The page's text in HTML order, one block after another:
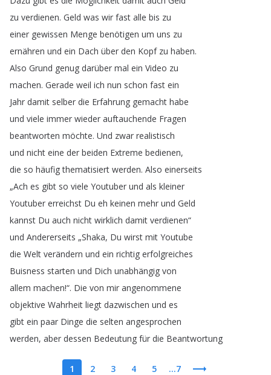
zu verdienen. Geld was wir fast alle bis zu
einer gewissen Menge benötigen um uns zu
ernähren und ein Dach über den Kopf zu haben.
Also Grund genug darüber mal ein Video zu
machen. Gerade weil ich nun schon fast ein
Jahr damit selber die Erfahrung gemacht habe
und viele immer wieder auftauchende Fragen
beantworten möchte. Und zwar realistisch
und nicht eine der beiden Extreme bedienen,
die so häufig thematisiert werden. Also einerseits
„Ach es gibt so viele Youtuber und als kleiner
Youtuber erreichst Du eh keinen mehr und Geld
kannst Du auch nicht wirklich damit verdienen“
und Andererseits „Shaka, Du wirst mit Youtube
die Welt verändern und ein richtig erfolgreiches
Buisness starten und Dich unabhängig von
allem machen!“. Die von mir angenommene
objektive Wahrheit liegt dazwischen und es
gibt ein paar Dinge die selten angesprochen
werden, aber dessen Bedeutung für die Beantwortung
1 2 3 4 5 ...7